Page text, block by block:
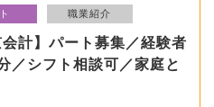
職業紹介
計】パート募集／経験者
／シフト相談可／家庭と